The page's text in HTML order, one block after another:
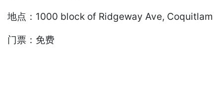
地点：1000 block of Ridgeway Ave, Coquitlam
门票：免费